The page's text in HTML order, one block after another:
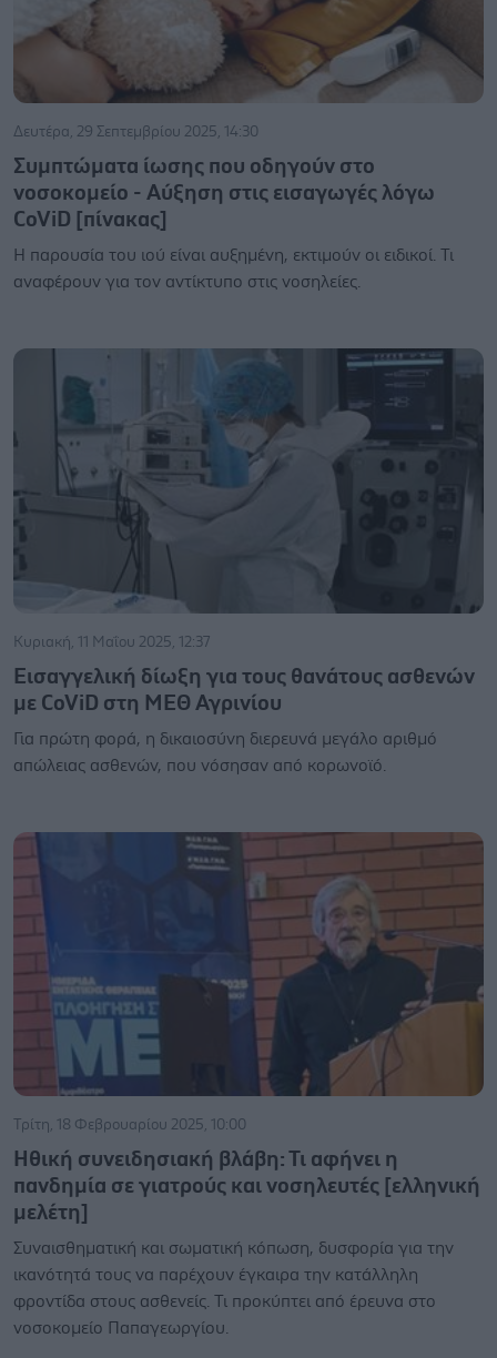
Δευτέρα, 29 Σεπτεμβρίου 2025, 14:30
Συμπτώματα ίωσης που οδηγούν στο
νοσοκομείο - Αύξηση στις εισαγωγές λόγω
CoViD [πίνακας]
Η παρουσία του ιού είναι αυξημένη, εκτιμούν οι ειδικοί. Τι
αναφέρουν για τον αντίκτυπο στις νοσηλείες.
Κυριακή, 11 Μαΐου 2025, 12:37
Εισαγγελική δίωξη για τους θανάτους ασθενών
με CoViD στη ΜΕΘ Αγρινίου
Για πρώτη φορά, η δικαιοσύνη διερευνά μεγάλο αριθμό
απώλειας ασθενών, που νόσησαν από κορωνοϊό.
Τρίτη, 18 Φεβρουαρίου 2025, 10:00
Ηθική συνειδησιακή βλάβη: Τι αφήνει η
πανδημία σε γιατρούς και νοσηλευτές [ελληνική
μελέτη]
Συναισθηματική και σωματική κόπωση, δυσφορία για την
ικανότητά τους να παρέχουν έγκαιρα την κατάλληλη
φροντίδα στους ασθενείς. Τι προκύπτει από έρευνα στο
νοσοκομείο Παπαγεωργίου.